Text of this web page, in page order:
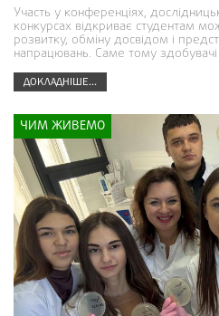
Участь у конференціях,
конкурсах відкриває студентам
розвитку, обміну досвідом і
напрацювань. Саме тому здобувачі
ДОКЛАДНІШЕ...
ЧИМ ЖИВЕМО